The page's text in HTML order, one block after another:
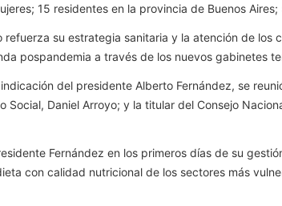
15 residentes en la provincia de Buenos
refuerza su estrategia sanitaria y la atención de
pospandemia a través de los nuevos gabinetes
del presidente Alberto Fernández, se
Social, Daniel Arroyo; y la titular del Consejo
Fernández en los primeros días de su
con calidad nutricional de los sectores más